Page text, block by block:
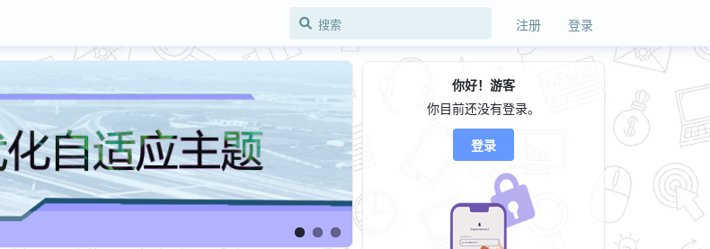
注册 登录
你好！游客
你目前还没有登录。
登录